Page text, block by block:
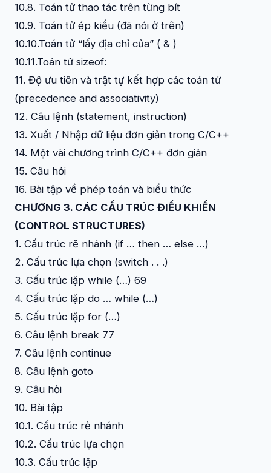
10.8. Toán tử thao tác trên từng bít
10.9. Toán tử ép kiểu (đã nói ở trên)
10.10.Toán tử “lấy địa chỉ của” ( & )
10.11.Toán tử sizeof:
11. Độ ưu tiên và trật tự kết hợp các toán tử
(precedence and associativity)
12. Câu lệnh (statement, instruction)
13. Xuất / Nhập dữ liệu đơn giản trong C/C++
14. Một vài chương trình C/C++ đơn giản
15. Câu hỏi
16. Bài tập về phép toán và biểu thức
CHƯƠNG 3. CÁC CẤU TRÚC ĐIỀU KHIỂN
(CONTROL STRUCTURES)
1. Cấu trúc rẽ nhánh (if … then … else …)
2. Cấu trúc lựa chọn (switch . . .)
3. Cấu trúc lặp while (…) 69
4. Cấu trúc lặp do … while (…)
5. Cấu trúc lặp for (…)
6. Câu lệnh break 77
7. Câu lệnh continue
8. Câu lệnh goto
9. Câu hỏi
10. Bài tập
10.1. Cấu trúc rẻ nhánh
10.2. Cấu trúc lựa chọn
10.3. Cấu trúc lặp